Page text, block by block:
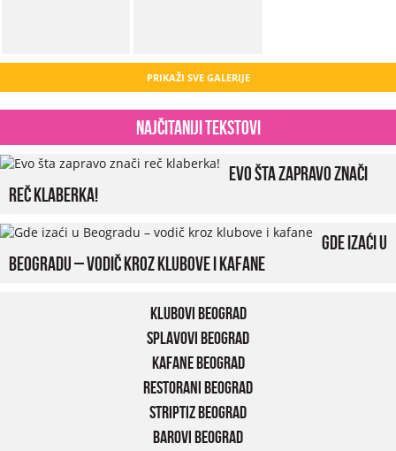
PRIKAŽI SVE GALERIJE
Najčitaniji tekstovi
Evo šta zapravo znači
reč klaberka!
Gde izaći u
Beogradu – vodič kroz klubove i kafane
Klubovi Beograd
Splavovi Beograd
Kafane Beograd
Restorani Beograd
Striptiz Beograd
Barovi Beograd